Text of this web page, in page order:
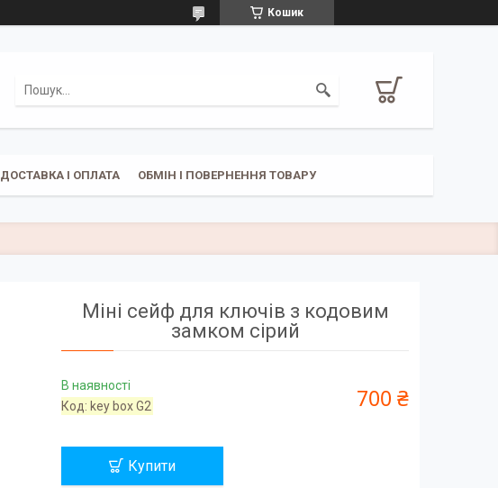
Кошик
ДОСТАВКА І ОПЛАТА ОБМІН І ПОВЕРНЕННЯ ТОВАРУ
Міні сейф для ключів з кодовим
замком сірий
В наявності
Код: key box G2 700 ₴
Купити